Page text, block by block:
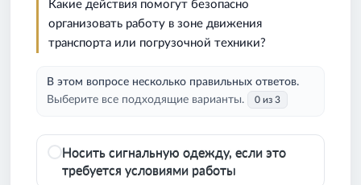
Какие действия помогут безопасно
организовать работу в зоне движения
транспорта или погрузочной техники?
В этом вопросе несколько правильных ответов.
Выберите все подходящие варианты.
0 из 3
Носить сигнальную одежду, если это
требуется условиями работы